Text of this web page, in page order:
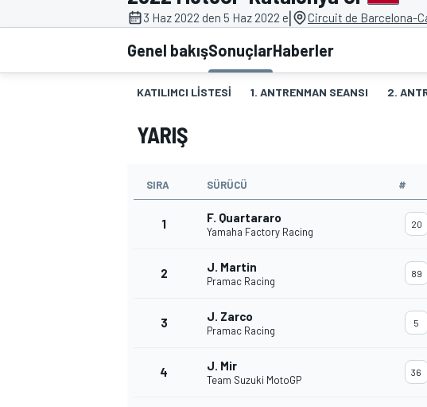
MOTOGP
WORLD SUPERBIKE
3 Haz 2022 den 5 Haz 2022 e| Circuit de Barcelona-
Genel bakışSonuçlarHaberler
KATILIMCI LISTESI 1. ANTRENMAN SEANSI 2.
YARIŞ
SIRA SÜRÜCÜ #
1 F. Quartararo
Yamaha Factory Racing
20
2 J. Martin
Pramac Racing
89
3 J. Zarco
Pramac Racing
5
4 J. Mir
Team Suzuki MotoGP
36